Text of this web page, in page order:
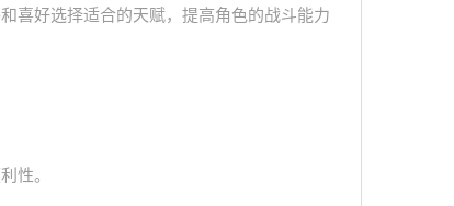
喜好选择适合的天赋，提高角色的战斗能力
性。